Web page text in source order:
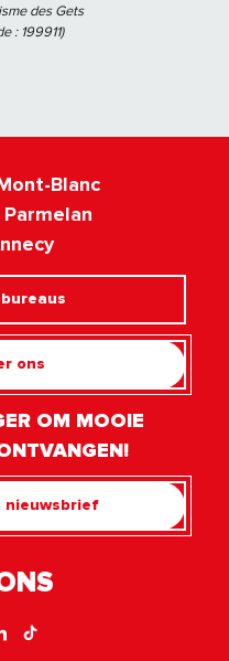
des Gets
: 199911)
Blanc
ons
OM MOOIE
nieuwsbrief